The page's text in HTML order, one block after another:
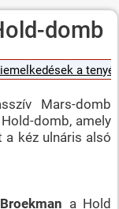
domb
a
Mars-domb
domb, amely
kéz ulnáris alsó
Broekman a Hold